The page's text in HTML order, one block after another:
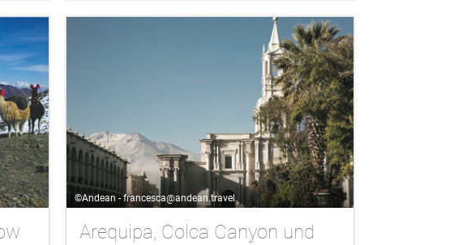
©Andean - francesca@andean.travel
Arequipa, Colca Canyon und